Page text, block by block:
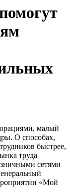
малый
О способах,
быстрее,
труда
сетями
«Мой